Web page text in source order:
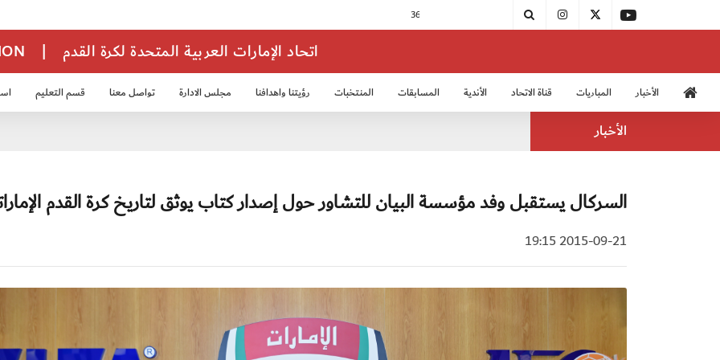
| اتحاد الإمارات العربية المتحدة لكرة القدم
الأخبار المباريات قناة الاتحاد الأندية المسابقات المنتخبات رؤيتنا واهدافنا مجلس الادارة تواصل معنا قسم التعليم
الأخبار
السركال يستقبل وفد مؤسسة البيان للتشاور حول إصدار كتاب يوثق لتاريخ كرة القدم
2015-09-21 19:15